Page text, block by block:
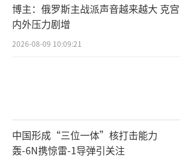
博主：俄罗斯主战派声音越来越大 克宫
内外压力剧增
2026-08-09 10:09:21
中国形成“三位一体”核打击能力
轰-6N携惊雷-1导弹引关注